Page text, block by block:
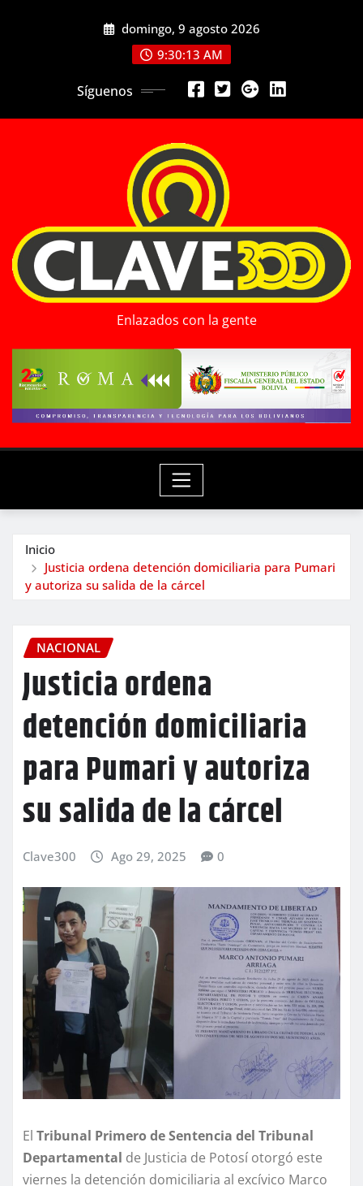
domingo, 9 agosto 2026
9:30:15 AM
Síguenos
Enlazados con la gente
Inicio
Justicia ordena detención domiciliaria para Pumari
y autoriza su salida de la cárcel
NACIONAL
Justicia ordena
detención domiciliaria
para Pumari y autoriza
su salida de la cárcel
Clave300 Ago 29, 2025 0
El Tribunal Primero de Sentencia del Tribunal
Departamental de Justicia de Potosí otorgó este
viernes la detención domiciliaria al excívico Marco